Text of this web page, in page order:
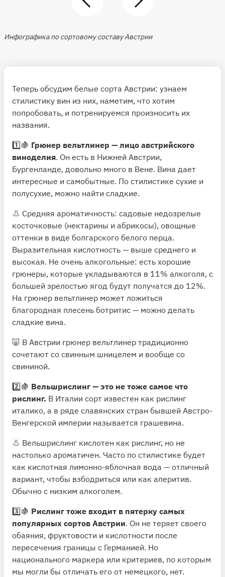
Инфографика по сортовому составу Австрии
Теперь обсудим белые сорта Австрии: узнаем
стилистику вин из них, наметим, что хотим
попробовать, и потренируемся произносить их
названия.
1️⃣🍇 Грюнер вельтлинер — лицо австрийского
виноделия. Он есть в Нижней Австрии,
Бургенланде, довольно много в Вене. Вина дает
интересные и самобытные. По стилистике сухие и
полусухие, можно найти сладкие.
👃 Средняя ароматичность: садовые недозрелые
косточковые (нектарины и абрикосы), овощные
оттенки в виде болгарского белого перца.
Выразительная кислотность — выше среднего и
высокая. Не очень алкогольные: есть хорошие
грюнеры, которые укладываются в 11% алкоголя, с
большей зрелостью ягод будут получатся до 12%.
На грюнер вельтлинер может ложиться
благородная плесень ботритис — можно делать
сладкие вина.
🐷 В Австрии грюнер вельтлинер традиционно
сочетают со свинным шницелем и вообще со
свининой.
2️⃣🍇 Вельшрислинг — это не тоже самое что
рислинг. В Италии сорт известен как рислинг
италико, а в ряде славянских стран бывшей Австро-
Венгерской империи называется грашевина.
👃 Вельшрислинг кислотен как рислинг, но не
настолько ароматичен. Часто по стилистике будет
как кислотная лимонно-яблочная вода — отличный
вариант, чтобы взбодриться или как аперитив.
Обычно с низким алкоголем.
3️⃣🍇 Рислинг тоже входит в пятерку самых
популярных сортов Австрии. Он не теряет своего
обаяния, фруктовости и кислотности после
пересечения границы с Германией. Но
национального маркера или критериев, по которым
мы могли бы отличать его от немецкого, нет.